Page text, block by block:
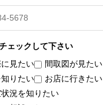
ェックして下さい
見たい
間取図が見たい
りたい
お店に行きたい
況を知りたい